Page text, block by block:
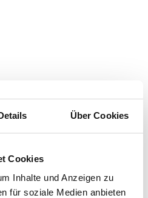
Über Cookies
Cookies
Inhalte und Anzeigen zu
für soziale Medien anbieten